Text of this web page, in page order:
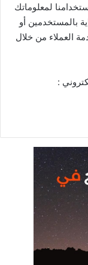
لمعلوماتك
بالمستخدمين أو
العملاء من خلال
: